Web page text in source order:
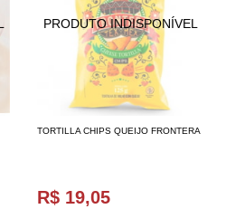
TORTILLA CHIPS QUEIJO FRONTERA
R$ 19,05